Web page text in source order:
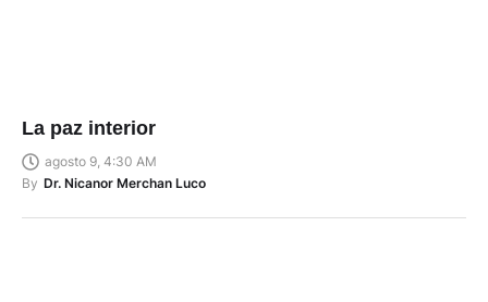
La paz interior
agosto 9, 4:30 AM
By Dr. Nicanor Merchan Luco